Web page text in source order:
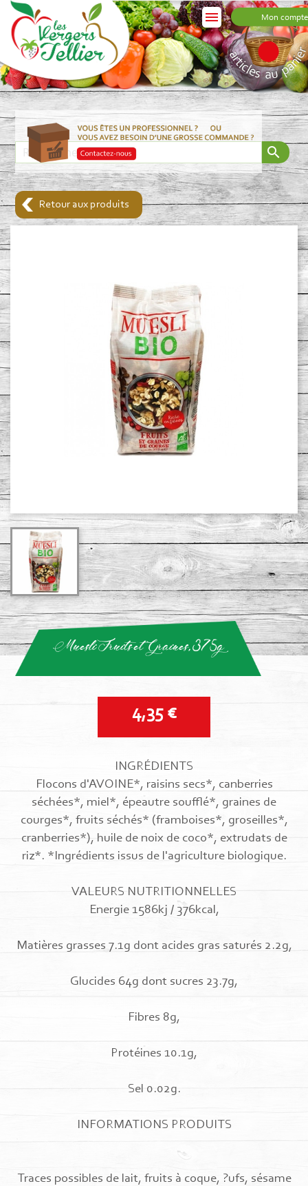
 Mon compte

Muesli Fruits et Graines, 375g
4,35 €
INGRÉDIENTS
Flocons d'AVOINE*, raisins secs*, canberries
séchées*, miel*, épeautre soufflé*, graines de
courges*, fruits séchés* (framboises*, groseilles*,
cranberries*), huile de noix de coco*, extrudats de
riz*. *Ingrédients issus de l'agriculture biologique.
VALEURS NUTRITIONNELLES
Energie 1586kj / 376kcal,
Matières grasses 7.1g dont acides gras saturés 2.2g,
Glucides 64g dont sucres 23.7g,
Fibres 8g,
Protéines 10.1g,
Sel 0.02g.
INFORMATIONS PRODUITS
Traces possibles de lait, fruits à coque, ?ufs, sésame